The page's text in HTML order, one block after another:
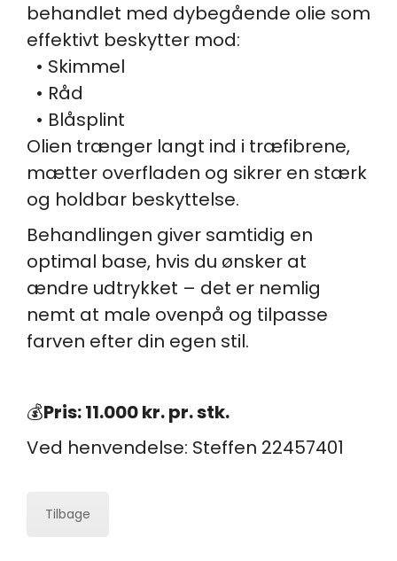
behandlet med dybegående olie som
effektivt beskytter mod:
• Skimmel
• Råd
• Blåsplint
Olien trænger langt ind i træfibrene,
mætter overfladen og sikrer en stærk
og holdbar beskyttelse.
Behandlingen giver samtidig en
optimal base, hvis du ønsker at
ændre udtrykket – det er nemlig
nemt at male ovenpå og tilpasse
farven efter din egen stil.
💰Pris: 11.000 kr. pr. stk.
Ved henvendelse: Steffen 22457401
Tilbage